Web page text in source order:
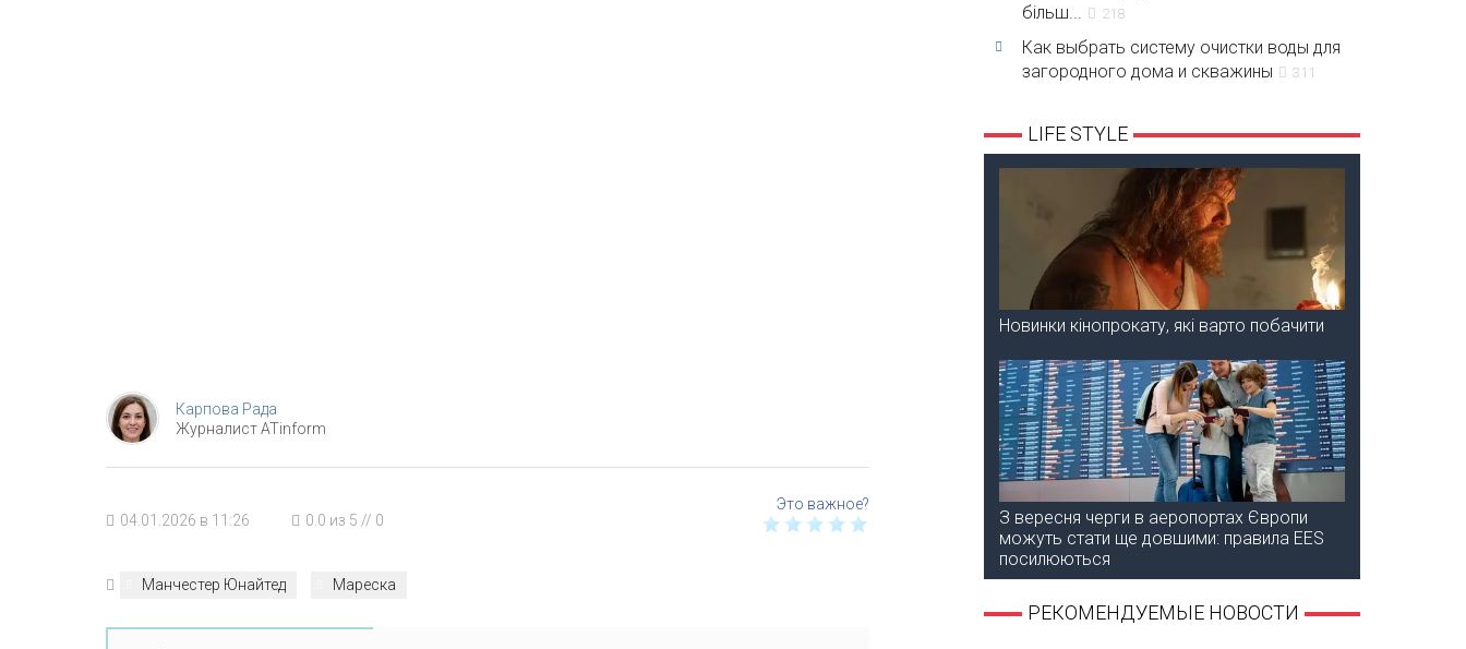
Карпова Рада
Журналист ATinform
04.01.2026 в 11:26 0.0 из 5 // 0
Манчестер Юнайтед Мареска
більш...
218
Как выбрать систему очистки воды для
загородного дома и скважины
311
LIFE STYLE
Новинки кінопрокату, які варто побачити
З вересня черги в аеропортах Європи
можуть стати ще довшими: правила EES
посилюються
РЕКОМЕНДУЕМЫЕ НОВОСТИ